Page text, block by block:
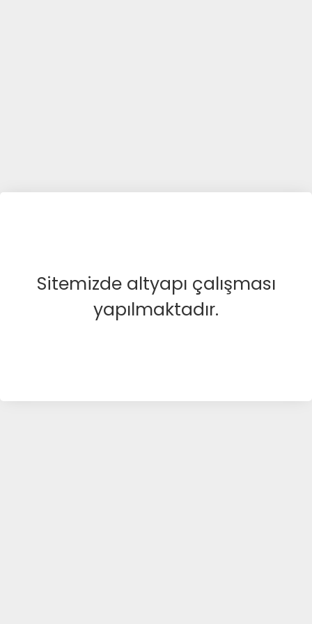
Sitemizde altyapı çalışması
yapılmaktadır.